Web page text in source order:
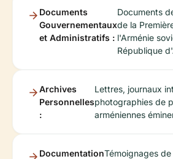
Documents
Gouvernementaux
et Administratifs :
Documents
de la
l'Arménie
République
Archives
Personnelles
:
Lettres, journaux
photographies de
arméniennes
DocumentationTémoignages de